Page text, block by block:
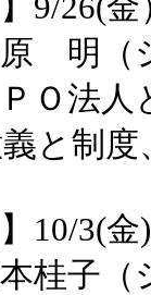
明（
Ｏ法
と制
】10/3(
桂子（